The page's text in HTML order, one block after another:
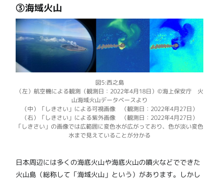
③海域火山
図5:西之島
（左）航空機による観測（観測日：2022年4月18日）©海上保安庁 火
山海域火山データベースより
（中）「しきさい」による可視画像 （観測日：2022年4月27日）
（右）「しきさい」による紫外画像 （観測日：2022年4月27日）
「しきさい」の画像では広範囲に変色水が広がっており、色が淡い変色
水まで見えていることが分かる
日本周辺には多くの海底火山や海底火山の噴火などでできた
火山島（総称して「海域火山」という）があります。しかし